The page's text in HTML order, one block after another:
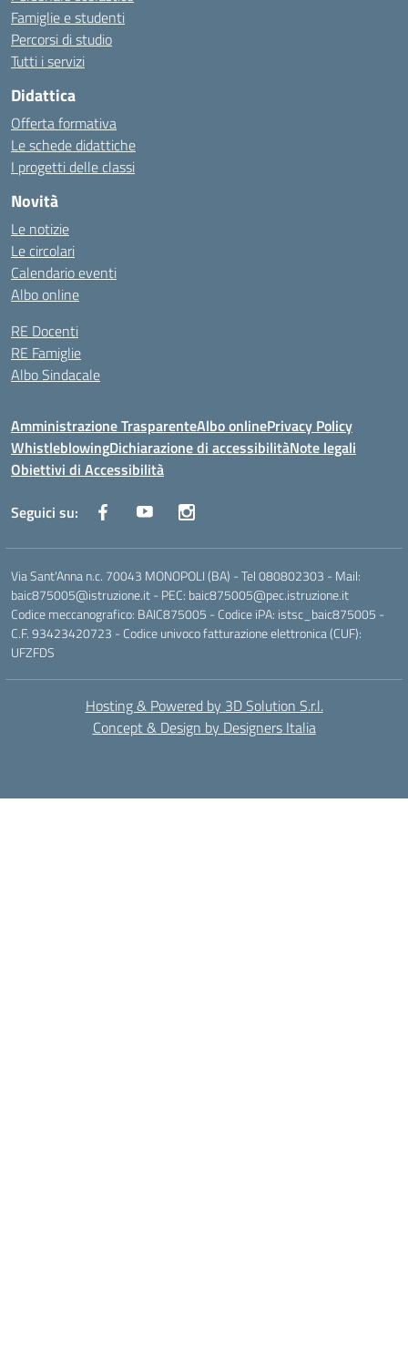
Famiglie e studenti
Percorsi di studio
Tutti i servizi
Didattica
Offerta formativa
Le schede didattiche
I progetti delle classi
Novità
Le notizie
Le circolari
Calendario eventi
Albo online
RE Docenti
RE Famiglie
Albo Sindacale
Amministrazione TrasparenteAlbo onlinePrivacy Policy
WhistleblowingDichiarazione di accessibilitàNote legali
Obiettivi di Accessibilità
Seguici su:
Via Sant'Anna n.c. 70043 MONOPOLI (BA) - Tel 080802303 - Mail:
baic875005@istruzione.it - PEC: baic875005@pec.istruzione.it
Codice meccanografico: BAIC875005 - Codice iPA: istsc_baic875005 -
C.F. 93423420723 - Codice univoco fatturazione elettronica (CUF):
UFZFDS
Hosting & Powered by 3D Solution S.r.l.
Concept & Design by Designers Italia